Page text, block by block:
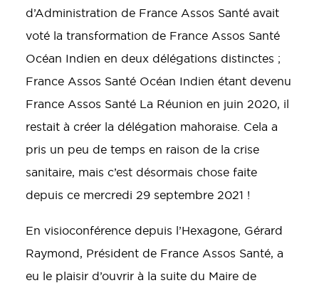
d’Administration de France Assos Santé avait
voté la transformation de France Assos Santé
Océan Indien en deux délégations distinctes ;
France Assos Santé Océan Indien étant devenu
France Assos Santé La Réunion en juin 2020, il
restait à créer la délégation mahoraise. Cela a
pris un peu de temps en raison de la crise
sanitaire, mais c’est désormais chose faite
depuis ce mercredi 29 septembre 2021 !
En visioconférence depuis l’Hexagone, Gérard
Raymond, Président de France Assos Santé, a
eu le plaisir d’ouvrir à la suite du Maire de